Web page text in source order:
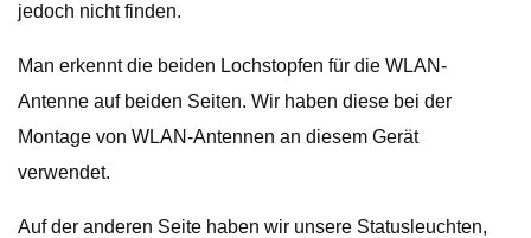
jedoch nicht finden.
Man erkennt die beiden Lochstopfen für die WLAN-
Antenne auf beiden Seiten. Wir haben diese bei der
Montage von WLAN-Antennen an diesem Gerät
verwendet.
Auf der anderen Seite haben wir unsere Statusleuchten,